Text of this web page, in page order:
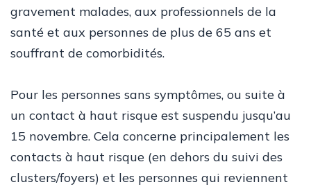
gravement malades, aux professionnels de la
santé et aux personnes de plus de 65 ans et
souffrant de comorbidités.
Pour les personnes sans symptômes, ou suite à
un contact à haut risque est suspendu jusqu’au
15 novembre. Cela concerne principalement les
contacts à haut risque (en dehors du suivi des
clusters/foyers) et les personnes qui reviennent